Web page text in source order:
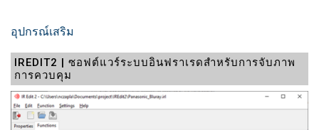
อุปกรณ์เสริม
IREDIT2 | ซอฟต์แวร์ระบบอินฟราเรดสำหรับการจับภาพ
การควบคุม